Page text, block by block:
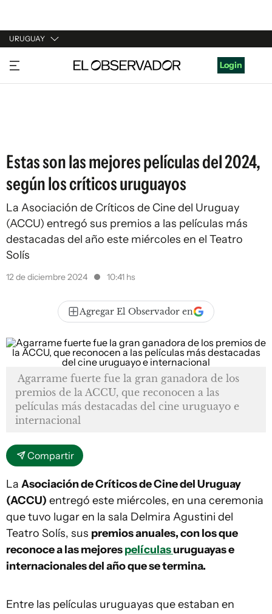
URUGUAY
URUGUAY
ARGENTINA
Login
Estas son las mejores películas del 2024,
según los críticos uruguayos
La Asociación de Críticos de Cine del Uruguay
(ACCU) entregó sus premios a las películas más
destacadas del año este miércoles en el Teatro
Solís
12 de diciembre 2024 10:41 hs
Agregar El Observador en
Agarrame fuerte fue la gran ganadora de los
premios de la ACCU, que reconocen a las
películas más destacadas del cine uruguayo e
internacional
Compartir
La Asociación de Críticos de Cine del Uruguay
(ACCU) entregó este miércoles, en una ceremonia
que tuvo lugar en la sala Delmira Agustini del
Teatro Solís, sus premios anuales, con los que
reconoce a las mejorespelículasuruguayas e
internacionales del año que se termina.
Entre las películas uruguayas que estaban en